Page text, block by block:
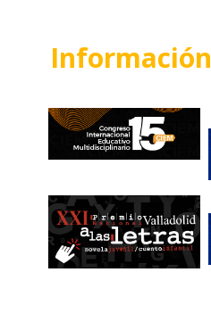
Información